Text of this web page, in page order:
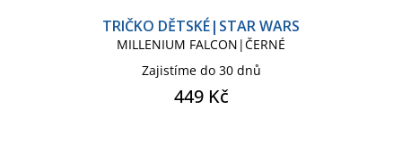
TRIČKO DĚTSKÉ|STAR WARS
MILLENIUM FALCON|ČERNÉ
Zajistíme do 30 dnů
449 Kč